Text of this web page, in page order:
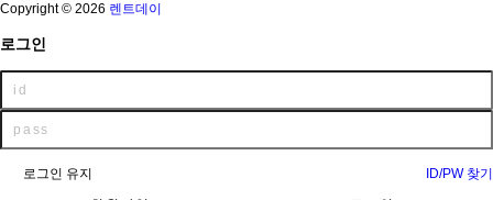
Copyright © 2026 렌트데이
로그인
로그인 유지
ID/PW 찾기